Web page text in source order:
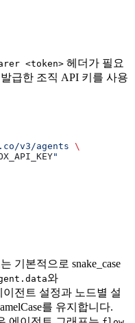
<token> 헤더가 필요
급한 조직 API 키를 사용
v3/agents \
"
기본적으로 snake_case
와
이전트 설정과 노드별 설
를 유지합니다.